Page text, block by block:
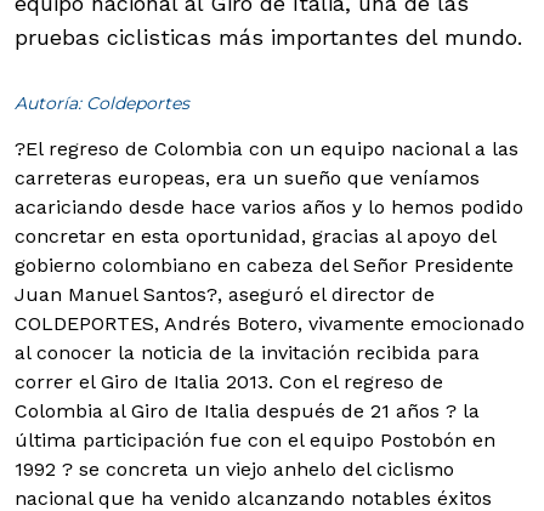
pruebas ciclisticas más importantes del mundo.
Autoría: Coldeportes
?El regreso de Colombia con un equipo nacional a las
carreteras europeas, era un sueño que veníamos
acariciando desde hace varios años y lo hemos podido
concretar en esta oportunidad, gracias al apoyo del
gobierno colombiano en cabeza del Señor Presidente
Juan Manuel Santos?, aseguró el director de
COLDEPORTES, Andrés Botero, vivamente emocionado
al conocer la noticia de la invitación recibida para
correr el Giro de Italia 2013. Con el regreso de
Colombia al Giro de Italia después de 21 años ? la
última participación fue con el equipo Postobón en
1992 ? se concreta un viejo anhelo del ciclismo
nacional que ha venido alcanzando notables éxitos